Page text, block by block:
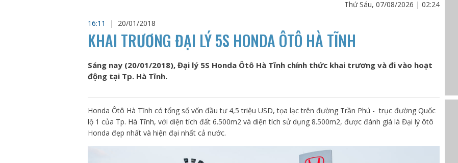
Thứ Sáu, 07/08/2026 | 02:24
16:11
| 20/01/2018
KHAI TRƯƠNG ĐẠI LÝ 5S HONDA ÔTÔ HÀ TĨNH
Sáng nay (20/01/2018), Đại lý 5S Honda Ôtô Hà Tĩnh chính thức khai trương và đi vào hoạt
động tại Tp. Hà Tĩnh.
Honda Ôtô Hà Tĩnh có tổng số vốn đầu tư 4,5 triệu USD, tọa lạc trên đường Trần Phú - trục đường Quốc
lộ 1 của Tp. Hà Tĩnh, với diện tích đất 6.500m2 và diện tích sử dụng 8.500m2, được đánh giá là Đại lý ôtô
Honda đẹp nhất và hiện đại nhất cả nước.